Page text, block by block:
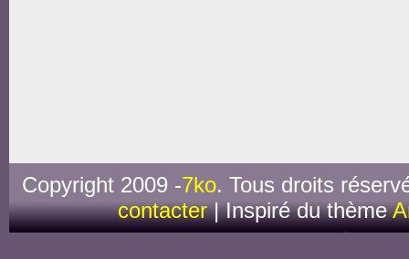
Copyright 2009 -7ko. Tous droits
contacter| Inspiré du thème